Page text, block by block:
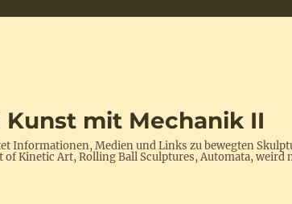
Kunst mit Mechanik II
Informationen, Medien und Links zu bewegten
of Kinetic Art, Rolling Ball Sculptures, Automata, weird